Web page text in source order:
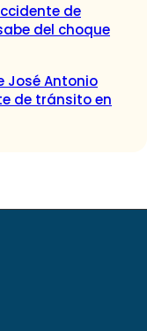
de
del choque
José Antonio
de tránsito en